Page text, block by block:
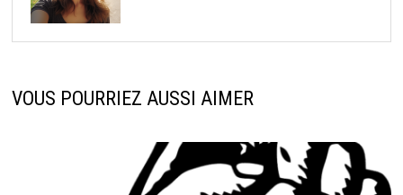
VOUS POURRIEZ AUSSI AIMER